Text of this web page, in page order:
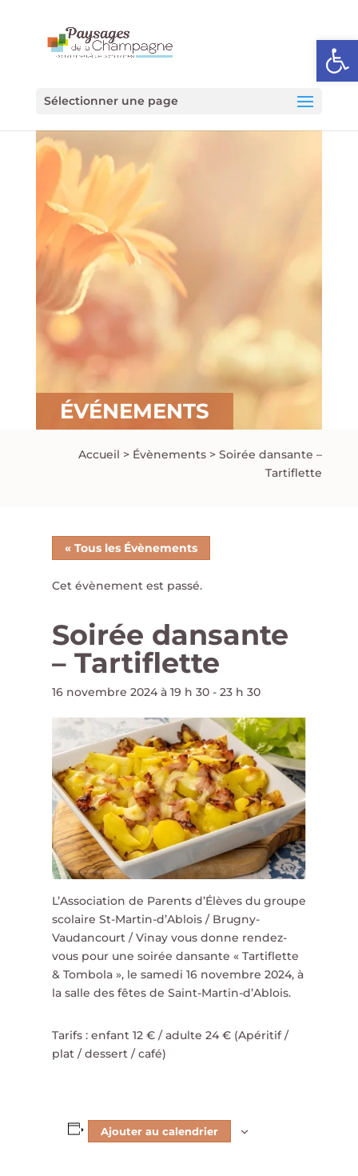
Ouvrir
Sélectionner une page
ÉVÉNEMENTS
Accueil > Évènements >Soirée dansante –
Tartiflette
« Tous les Évènements
Cet évènement est passé.
Soirée dansante
– Tartiflette
16 novembre 2024 à 19 h 30- 23 h 30
L’Association de Parents d’Élèves du groupe
scolaire St-Martin-d’Ablois / Brugny-
Vaudancourt / Vinay vous donne rendez-
vous pour une soirée dansante « Tartiflette
& Tombola », le samedi 16 novembre 2024, à
la salle des fêtes de Saint-Martin-d’Ablois.
Tarifs : enfant 12 € / adulte 24 € (Apéritif /
plat / dessert / café)
Ajouter au calendrier